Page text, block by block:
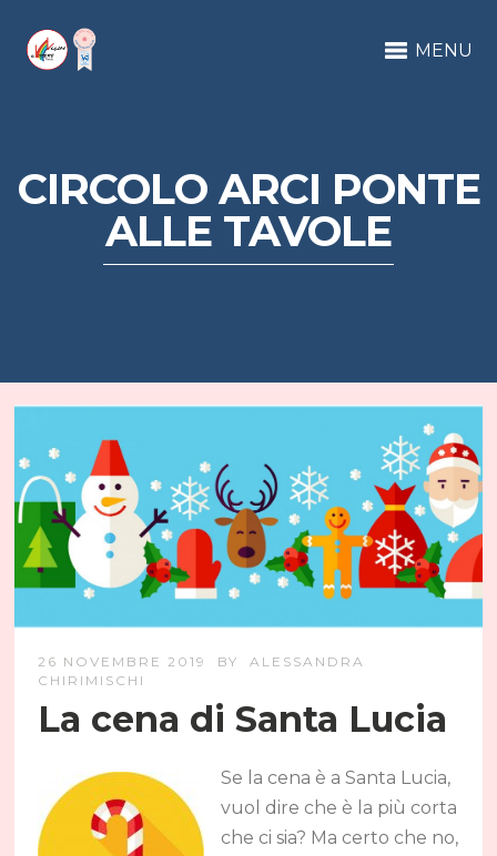
MENU
CIRCOLO ARCI PONTE
ALLE TAVOLE
26 NOVEMBRE 2019 BY
ALESSANDRA
CHIRIMISCHI
La cena di Santa Lucia
Se la cena è a Santa Lucia,
vuol dire che è la più corta
che ci sia? Ma certo che no,